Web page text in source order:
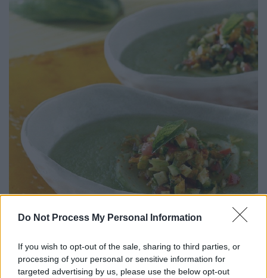
Do Not Process My Personal Information
If you wish to opt-out of the sale, sharing to third parties, or
processing of your personal or sensitive information for
targeted advertising by us, please use the below opt-out
20' 4